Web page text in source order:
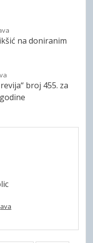
na doniranim
broj 455. za